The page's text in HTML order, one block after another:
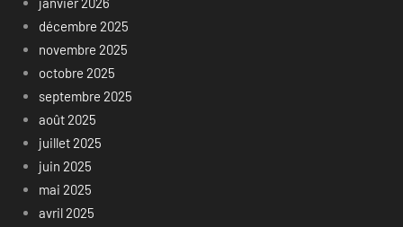
décembre 2025
novembre 2025
octobre 2025
septembre 2025
août 2025
juillet 2025
juin 2025
mai 2025
avril 2025